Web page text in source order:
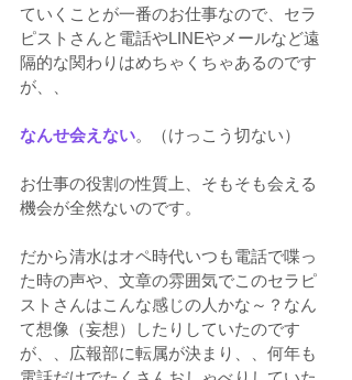
ていくことが一番のお仕事なので、セラ
ピストさんと電話やLINEやメールなど遠
隔的な関わりはめちゃくちゃあるのです
が、、
なんせ会えない。（けっこう切ない）
お仕事の役割の性質上、そもそも会える
機会が全然ないのです。
だから清水はオペ時代いつも電話で喋っ
た時の声や、文章の雰囲気でこのセラピ
ストさんはこんな感じの人かな～？なん
て想像（妄想）したりしていたのです
が、、広報部に転属が決まり、、何年も